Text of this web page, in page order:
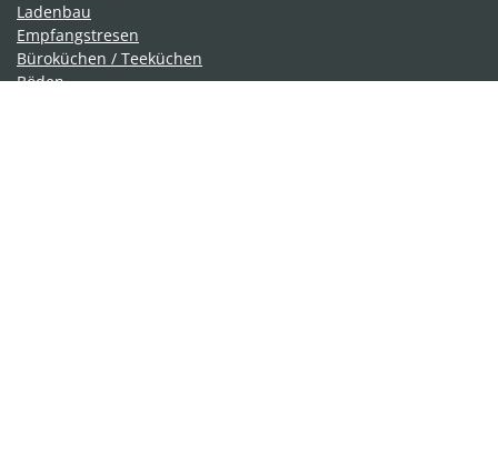
Ladenbau
Empfangstresen
Büroküchen / Teeküchen
Böden